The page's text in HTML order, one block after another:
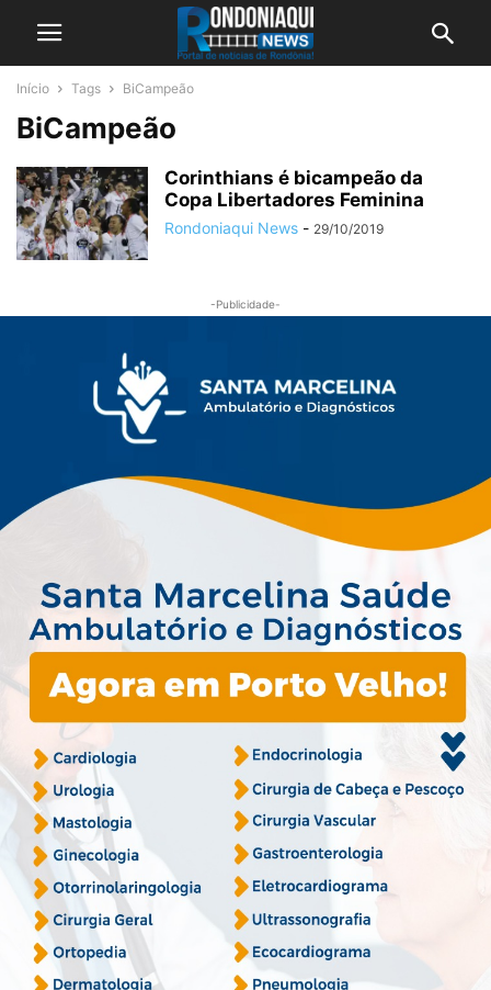
Início Tags BiCampeão
BiCampeão
Corinthians é bicampeão da
Copa Libertadores Feminina
Rondoniaqui News - 29/10/2019
-Publicidade-